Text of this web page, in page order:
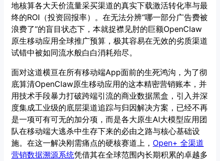
地核算各大天价流量采买渠道的真实下载激活转化率与最
终的ROI（投资回报率）。在无法分辨“哪一部分广告费被
浪费了”的盲目状态下，本就捉襟见肘的巨额OpenClaw
原生移动应用全球推广预算，极其容易在无效的劣质渠道
试错中被如同流水般白白消耗殆尽。
面对这道横亘在所有移动端App面前的生死鸿沟，为了彻
底算清OpenClaw原生移动应用的这本精密营销账本，并
用技术手段暴力打破跨端引流的商业数据黑盒，引入并深
度集成工业级的底层渠道追踪与归因解决方案，已经不再
是一项可有可无的加分项，而是各大原生AI大模型应用团
队在移动端大逃杀中生存下来的必由之路与核心基础设
施。在这一解决刚需痛点的硬核赛道上， Open+ 全渠道
营销数据溯源系统凭借其在全球范围内长期积累的卓越多